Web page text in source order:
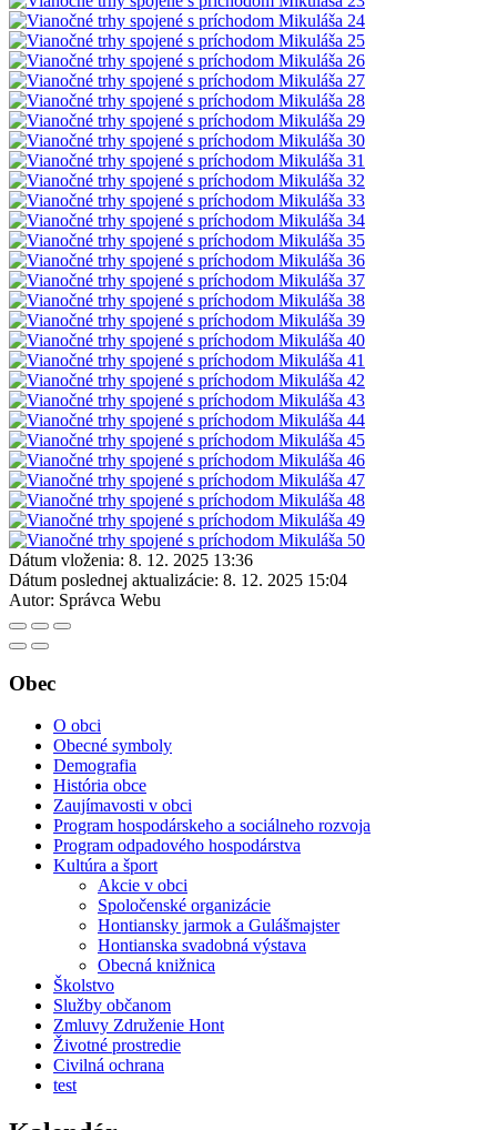
Dátum vloženia: 8. 12. 2025 13:36
Dátum poslednej aktualizácie: 8. 12. 2025 15:04
Autor: Správca Webu
Obec
O obci
Obecné symboly
Demografia
História obce
Zaujímavosti v obci
Program hospodárskeho a sociálneho rozvoja
Program odpadového hospodárstva
Kultúra a šport
Akcie v obci
Spoločenské organizácie
Hontiansky jarmok a Gulášmajster
Hontianska svadobná výstava
Obecná knižnica
Školstvo
Služby občanom
Zmluvy Združenie Hont
Životné prostredie
Civilná ochrana
test